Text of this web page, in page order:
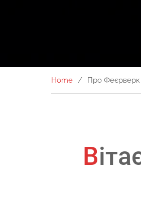
Home Про Феєрверк
Вітаємо, ми - Агенція креативного туризму